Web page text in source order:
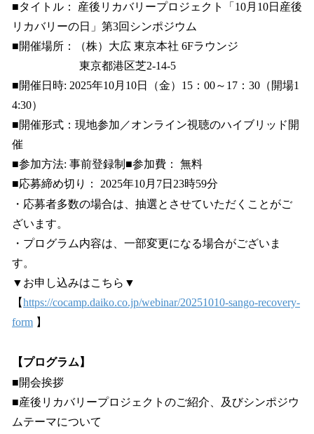
■タイトル： 産後リカバリープロジェクト「10月10日産後
リカバリーの日」第3回シンポジウム
■開催場所：（株）大広 東京本社 6Fラウンジ
東京都港区芝2-14-5
■開催日時: 2025年10月10日（金）15：00～17：30（開場1
4:30）
■開催形式：現地参加／オンライン視聴のハイブリッド開
催
■参加方法: 事前登録制■参加費： 無料
■応募締め切り： 2025年10月7日23時59分
・応募者多数の場合は、抽選とさせていただくことがご
ざいます。
・プログラム内容は、一部変更になる場合がございま
す。
▼お申し込みはこちら▼
【https://cocamp.daiko.co.jp/webinar/20251010-sango-recovery-
form 】
【プログラム】
■開会挨拶
■産後リカバリープロジェクトのご紹介、及びシンポジウ
ムテーマについて